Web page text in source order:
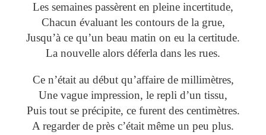
Les semaines passèrent en pleine incertitude,
Chacun évaluant les contours de la grue,
Jusqu’à ce qu’un beau matin on eu la certitude.
La nouvelle alors déferla dans les rues.
Ce n’était au début qu’affaire de millimètres,
Une vague impression, le repli d’un tissu,
Puis tout se précipite, ce furent des centimètres.
A regarder de près c’était même un peu plus.